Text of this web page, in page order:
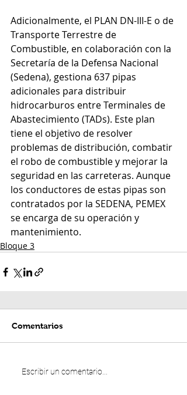
Adicionalmente, el PLAN DN-III-E o de
Transporte Terrestre de
Combustible, en colaboración con la
Secretaría de la Defensa Nacional
(Sedena), gestiona 637 pipas
adicionales para distribuir
hidrocarburos entre Terminales de
Abastecimiento (TADs). Este plan
tiene el objetivo de resolver
problemas de distribución, combatir
el robo de combustible y mejorar la
seguridad en las carreteras. Aunque
los conductores de estas pipas son
contratados por la SEDENA, PEMEX
se encarga de su operación y
mantenimiento.
Bloque 3
Comentarios
Escribir un comentario...